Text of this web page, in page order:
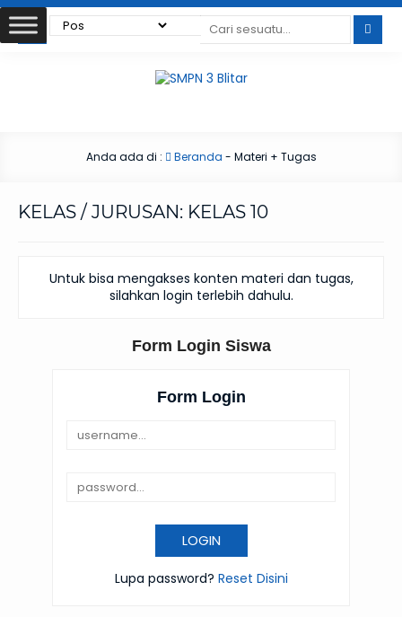
Anda ada di : Beranda - Materi + Tugas
KELAS / JURUSAN: KELAS 10
Untuk bisa mengakses konten materi dan tugas,
silahkan login terlebih dahulu.
Form Login Siswa
Form Login
Lupa password? Reset Disini